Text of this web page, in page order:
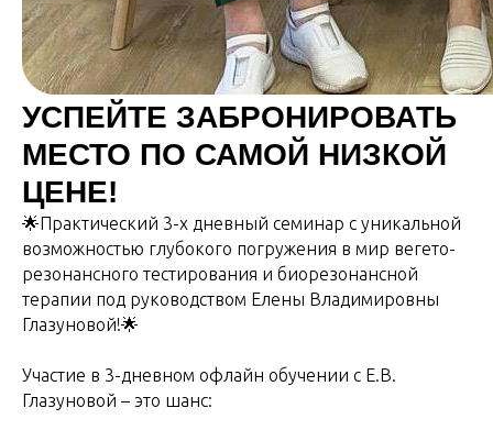
УСПЕЙТЕ ЗАБРОНИРОВАТЬ
МЕСТО ПО САМОЙ НИЗКОЙ
ЦЕНЕ!
🌟Практический 3-х дневный семинар с уникальной
возможностью глубокого погружения в мир вегето-
резонансного тестирования и биорезонансной
терапии под руководством Елены Владимировны
Глазуновой!🌟
Участие в 3-дневном офлайн обучении с Е.В.
Глазуновой – это шанс: